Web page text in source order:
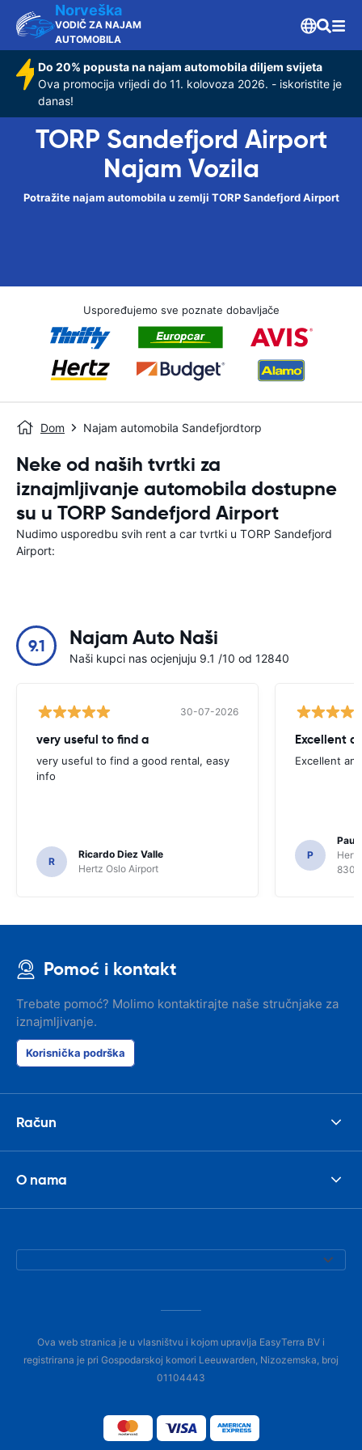
Norveška
VODIČ ZA NAJAM
AUTOMOBILA
Do 20% popusta na najam automobila diljem svijeta
Ova promocija vrijedi do 11. kolovoza 2026. - iskoristite je
danas!
TORP Sandefjord Airport
Najam Vozila
Potražite najam automobila u zemlji TORP Sandefjord Airport
Uspoređujemo sve poznate dobavljače
Dom Najam automobila Sandefjordtorp
Neke od naših tvrtki za
iznajmljivanje automobila dostupne
su u TORP Sandefjord Airport
Nudimo usporedbu svih rent a car tvrtki u TORP Sandefjord
Airport:
9.1 Najam Auto Naši
Naši kupci nas ocjenjuju 9.1 /10 od 12840
30-07-2026
very useful to find a
very useful to find a good rental, easy
info
R
Ricardo Diez Valle
Hertz Oslo Airport
Excellent
Excellent
P
Paul
8300
Pomoć i kontakt
Trebate pomoć? Molimo kontaktirajte naše stručnjake za
iznajmljivanje.
Korisnička podrška
Račun
O nama
Ova web stranica je u vlasništvu i kojom upravlja EasyTerra BV i
registrirana je pri Gospodarskoj komori Leeuwarden, Nizozemska, broj
01104443